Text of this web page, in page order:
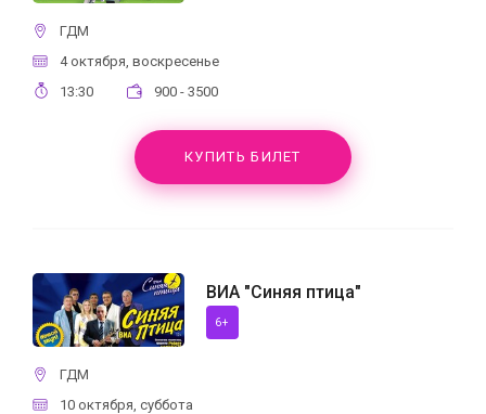
ГДМ
4 октября, воскресенье
13:30
900 - 3500
КУПИТЬ БИЛЕТ
ВИА "Синяя птица"
6+
ГДМ
10 октября, суббота